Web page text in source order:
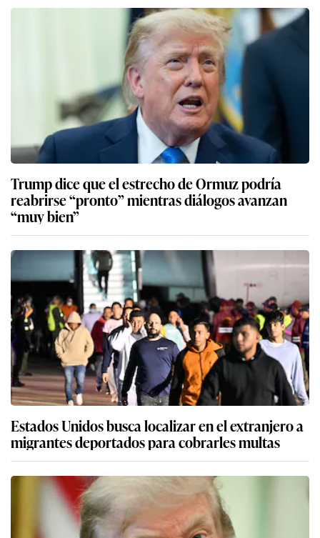
Trump dice que el estrecho de Ormuz podría
reabrirse “pronto” mientras diálogos avanzan
“muy bien”
Estados Unidos busca localizar en el extranjero a
migrantes deportados para cobrarles multas